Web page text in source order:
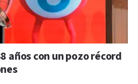
años con un pozo récord